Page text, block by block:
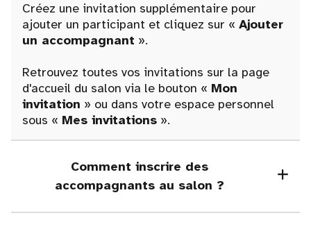
Créez une invitation supplémentaire pour
ajouter un participant et cliquez sur « Ajouter
un accompagnant ».
Retrouvez toutes vos invitations sur la page
d'accueil du salon via le bouton « Mon
invitation » ou dans votre espace personnel
sous « Mes invitations ».
Comment inscrire des
accompagnants au salon ?